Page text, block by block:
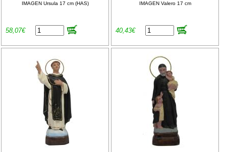
IMAGEN Ursula 17 cm (HAS)
58,07€
IMAGEN Valero 17 cm
40,43€